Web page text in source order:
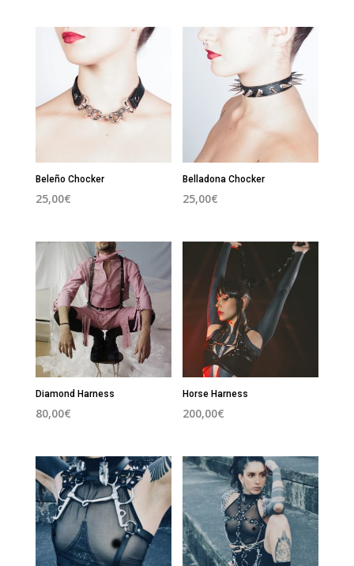
Beleño Chocker
25,00€
Belladona Chocker
25,00€
Diamond Harness
80,00€
Horse Harness
200,00€